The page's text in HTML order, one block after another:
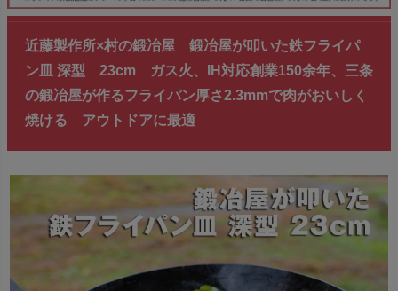
近藤製作所×村の鍛冶屋 鍛冶屋が叩いた鉄フライパ
ン皿 深型 23cm ガス火、IH対応創業150余年、三条
の鍛冶屋が作るフライパン厚さ2.3mmで肉がおいしく
焼ける アウトドアに最適